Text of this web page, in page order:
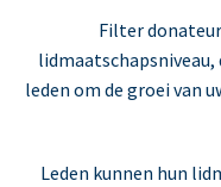
Filter
lidmaatschapsniveau,
leden om de groei van
Leden kunnen hun